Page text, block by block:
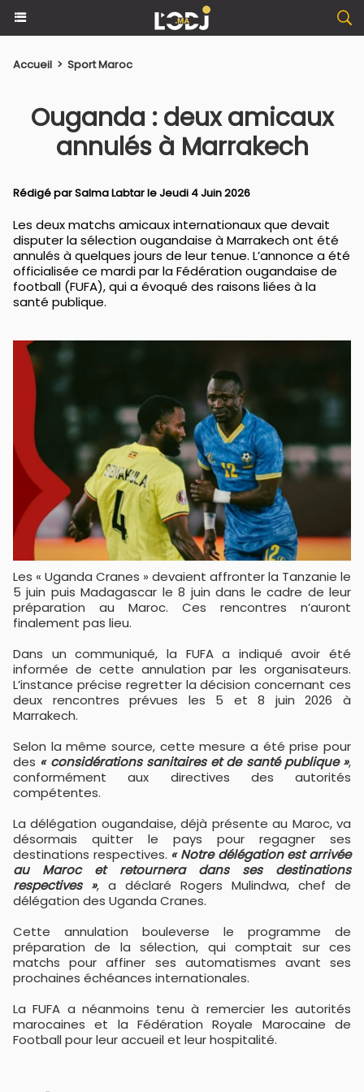
Accueil > Sport Maroc
Ouganda : deux amicaux
annulés à Marrakech
Rédigé parSalma Labtarle Jeudi 4 Juin 2026
Les deux matchs amicaux internationaux que devait
disputer la sélection ougandaise à Marrakech ont été
annulés à quelques jours de leur tenue. L’annonce a été
officialisée ce mardi par la Fédération ougandaise de
football (FUFA), qui a évoqué des raisons liées à la
santé publique.
Les « Uganda Cranes » devaient affronter la Tanzanie le
5 juin puis Madagascar le 8 juin dans le cadre de leur
préparation au Maroc. Ces rencontres n’auront
finalement pas lieu.
Dans un communiqué, la FUFA a indiqué avoir été
informée de cette annulation par les organisateurs.
L’instance précise regretter la décision concernant ces
deux rencontres prévues les 5 et 8 juin 2026 à
Marrakech.
Selon la même source, cette mesure a été prise pour
des « considérations sanitaires et de santé publique »,
conformément aux directives des autorités
compétentes.
La délégation ougandaise, déjà présente au Maroc, va
désormais quitter le pays pour regagner ses
destinations respectives. « Notre délégation est arrivée
au Maroc et retournera dans ses destinations
respectives », a déclaré Rogers Mulindwa, chef de
délégation des Uganda Cranes.
Cette annulation bouleverse le programme de
préparation de la sélection, qui comptait sur ces
matchs pour affiner ses automatismes avant ses
prochaines échéances internationales.
La FUFA a néanmoins tenu à remercier les autorités
marocaines et la Fédération Royale Marocaine de
Football pour leur accueil et leur hospitalité.